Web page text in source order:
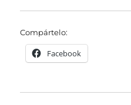
Compártelo:
Facebook